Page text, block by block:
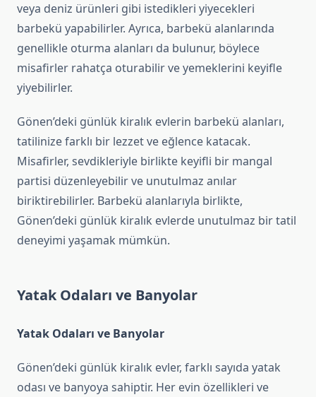
veya deniz ürünleri gibi istedikleri yiyecekleri
barbekü yapabilirler. Ayrıca, barbekü alanlarında
genellikle oturma alanları da bulunur, böylece
misafirler rahatça oturabilir ve yemeklerini keyifle
yiyebilirler.
Gönen’deki günlük kiralık evlerin barbekü alanları,
tatilinize farklı bir lezzet ve eğlence katacak.
Misafirler, sevdikleriyle birlikte keyifli bir mangal
partisi düzenleyebilir ve unutulmaz anılar
biriktirebilirler. Barbekü alanlarıyla birlikte,
Gönen’deki günlük kiralık evlerde unutulmaz bir tatil
deneyimi yaşamak mümkün.
Yatak Odaları ve Banyolar
Yatak Odaları ve Banyolar
Gönen’deki günlük kiralık evler, farklı sayıda yatak
odası ve banyoya sahiptir. Her evin özellikleri ve